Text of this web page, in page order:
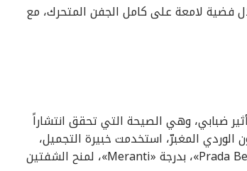
فضية لامعة على كامل الجفن المتحرك، مع
ضبابي، وهي الصيحة التي تحقق انتشاراً
المغبرّ، استخدمت خبيرة التجميل،
ناديا طايع، أحمر الشفاه «Prada Beauty Monochrome Soft Matte Lipstick»، بدرجة «Meranti»، لمنح الشفتين